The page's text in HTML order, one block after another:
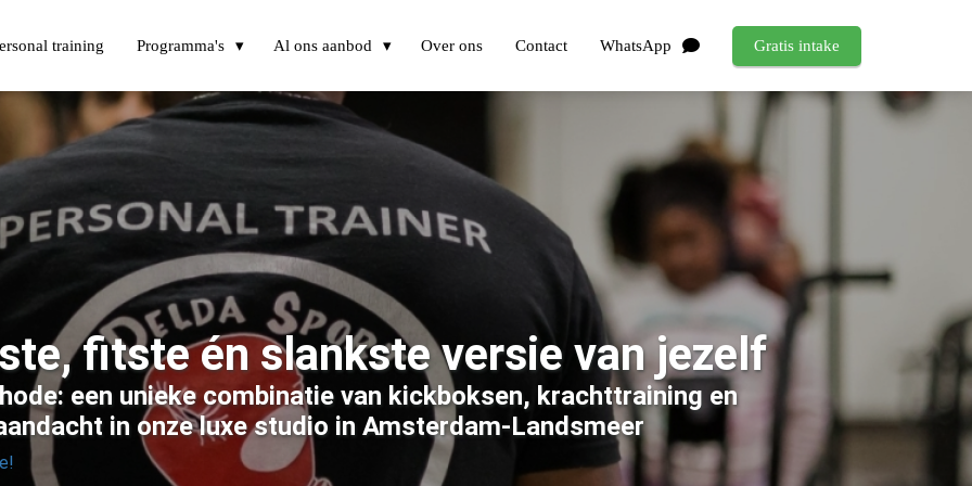
training Programma's Al ons aanbod Over ons Contact WhatsApp Gratis intake
fitste én slankste versie van jezelf
een unieke combinatie van kickboksen, krachttraining en
in onze luxe studio in Amsterdam-Landsmeer